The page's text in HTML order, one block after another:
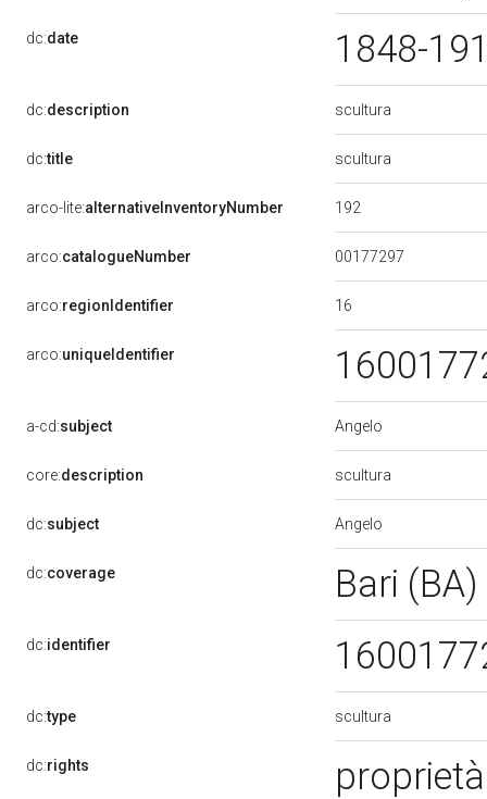
dc:date 1848-
dc:description scultura
dc:title scultura
arco-lite:alternativeInventoryNumber 192
arco:catalogueNumber 00177297
arco:regionIdentifier 16
arco:uniqueIdentifier
a-cd:subject Angelo
core:description scultura
dc:subject Angelo
dc:coverage Bari (BA)
dc:identifier
dc:type scultura
dc:rights